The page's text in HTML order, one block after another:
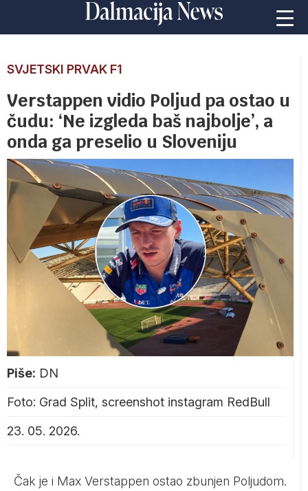
SVJETSKI PRVAK F1
Verstappen vidio Poljud pa ostao u
čudu: ‘Ne izgleda baš najbolje’, a
onda ga preselio u Sloveniju
Piše: DN
Foto: Grad Split, screenshot instagram RedBull
23. 05. 2026.
Čak je i Max Verstappen ostao zbunjen Poljudom.